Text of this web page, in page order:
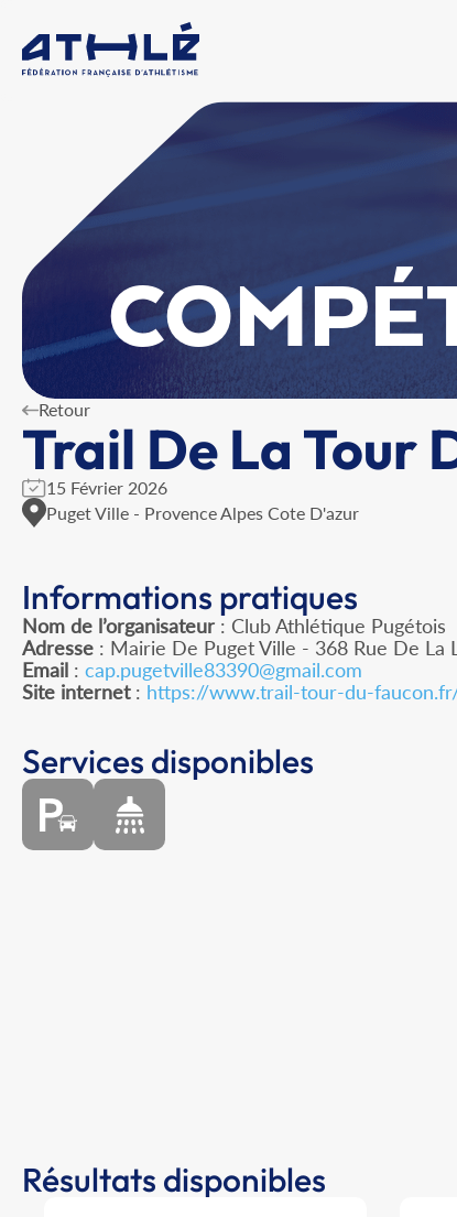
Retour
Trail De La Tour
15 Février 2026
Puget Ville - Provence Alpes Cote D'azur
Informations pratiques
Nom de l’organisateur : Club Athlétique Pugétois
Adresse : Mairie De Puget Ville - 368 Rue De La
Email : cap.pugetville83390@gmail.com
Site internet: https://www.trail-tour-du-
Services disponibles
Résultats disponibles